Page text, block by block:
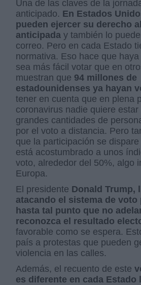
Una de las claves de la
anticipado. En Estados
pueden ejercer su derecho
anticipada y también lo
correo. Pero en cada Estado
normativa. Eso hace que
sea más fácil votar que en
muestran que 94 millones de
estadounidenses ya hayan
tener en cuenta que en plena
coronavirus nadie quiere
grandes cantidades de
por el voto a distancia. Pero
que la participación se
está acostumbrado a unos
voto, alrededor del 50%, algo
Europa.
El presidente Donald Trump,
atacando el sistema de voto
hasta tal punto que no
reconozca el resultado
favorable como se espera.
país a protestas que pueden
violencia en las calles.
Además, el recuento de este
es diferente en cada Estado